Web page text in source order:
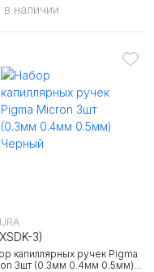
в наличии
капиллярных ручек Pigma
3шт (0.3мм 0.4мм 0.5мм)
3)